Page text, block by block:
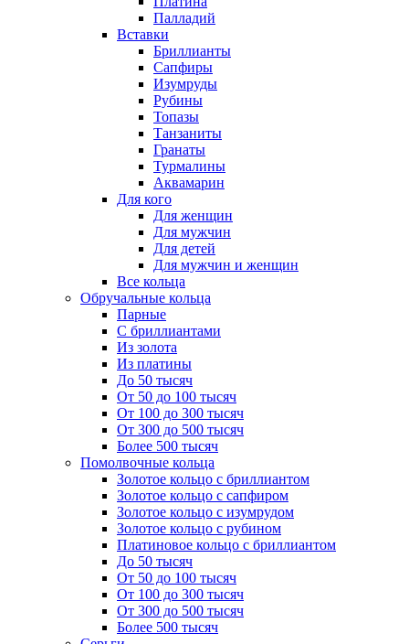
Палладий
Вставки
Бриллианты
Сапфиры
Изумруды
Рубины
Топазы
Танзаниты
Гранаты
Турмалины
Аквамарин
Для кого
Для женщин
Для мужчин
Для детей
Для мужчин и женщин
Все кольца
Обручальные кольца
Парные
С бриллиантами
Из золота
Из платины
До 50 тысяч
От 50 до 100 тысяч
От 100 до 300 тысяч
От 300 до 500 тысяч
Более 500 тысяч
Помолвочные кольца
Золотое кольцо с бриллиантом
Золотое кольцо с сапфиром
Золотое кольцо с изумрудом
Золотое кольцо с рубином
Платиновое кольцо с бриллиантом
До 50 тысяч
От 50 до 100 тысяч
От 100 до 300 тысяч
От 300 до 500 тысяч
Более 500 тысяч